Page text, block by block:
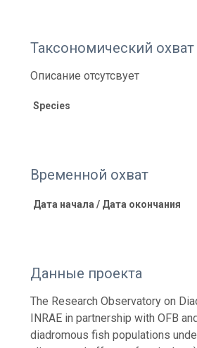
Таксономический охват
Описание отсутсвует
Species
Временной охват
Дата начала / Дата окончания
Данные проекта
The Research Observatory on
INRAE in partnership with OFB
diadromous fish populations